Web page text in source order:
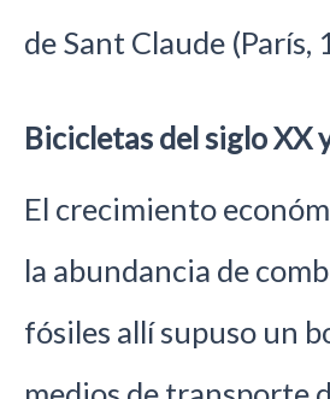
de Sant Claude (París,
Bicicletas del siglo XX
El crecimiento
la abundancia de
fósiles allí supuso un